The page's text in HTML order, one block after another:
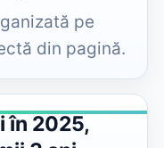
pe
din pagină.
în 2025,